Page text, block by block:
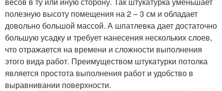
полезную высоту помещения на 2 – 3 см и обладает
довольно большой массой. А шпатлевка дает достаточно
большую усадку и требует нанесения нескольких слоев,
что отражается на времени и сложности выполнения
этого вида работ. Преимуществом штукатурки потолка
является простота выполнения работ и удобство в
выравнивании поверхности.